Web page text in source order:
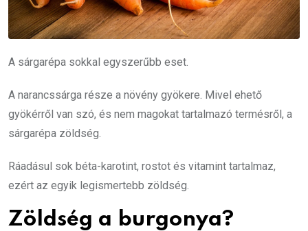
A sárgarépa sokkal egyszerűbb eset.
A narancssárga része a növény gyökere. Mivel ehető
gyökérről van szó, és nem magokat tartalmazó termésről, a
sárgarépa zöldség.
Ráadásul sok béta-karotint, rostot és vitamint tartalmaz,
ezért az egyik legismertebb zöldség.
Zöldség a burgonya?